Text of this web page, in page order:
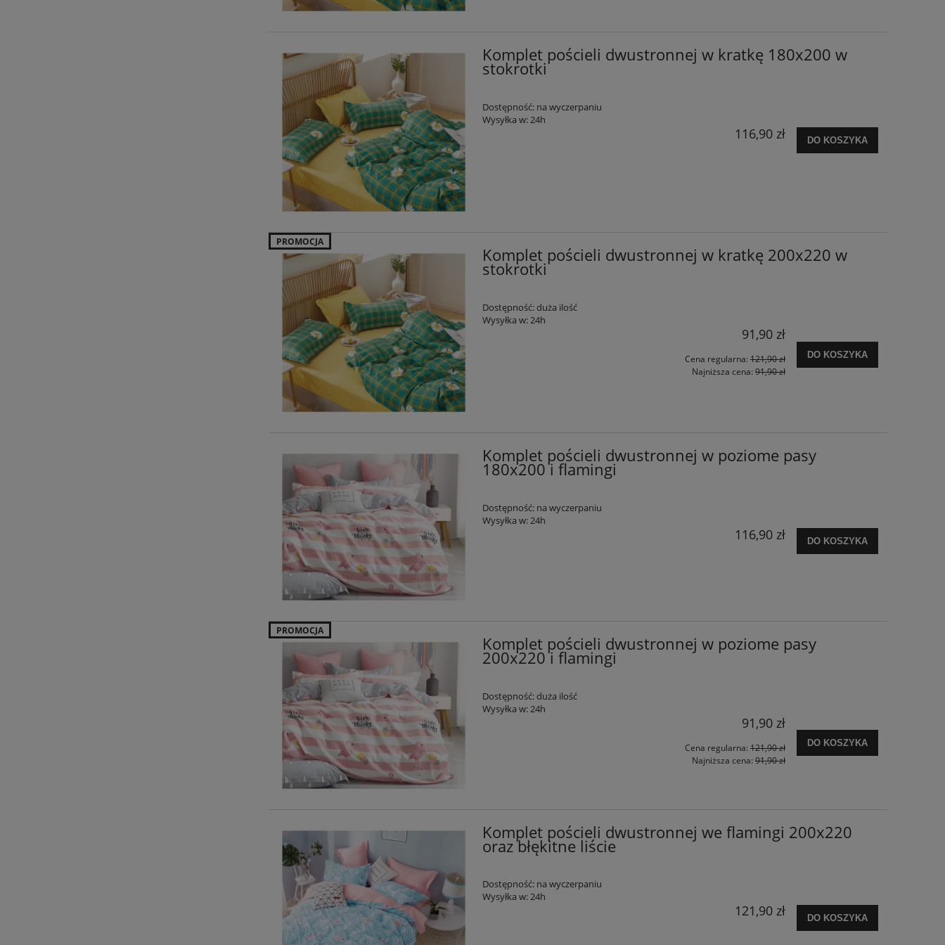
Komplet pościeli dwustronnej w kratkę 180x200 w
stokrotki
Dostępność: na wyczerpaniu
Wysyłka w:24h
116,90 zł DO KOSZYKA
Komplet pościeli dwustronnej w kratkę 200x220 w
stokrotki
Dostępność:duża ilość
Wysyłka w:24h
91,90 zł
Cena regularna: 121,90 zł
Najniższa cena: 91,90 zł
DO KOSZYKA
PROMOCJA
Komplet pościeli dwustronnej w poziome pasy
180x200 i flamingi
Dostępność: na wyczerpaniu
Wysyłka w:24h
116,90 zł DO KOSZYKA
Komplet pościeli dwustronnej w poziome pasy
200x220 i flamingi
Dostępność:duża ilość
Wysyłka w:24h
91,90 zł
Cena regularna: 121,90 zł
Najniższa cena: 91,90 zł
DO KOSZYKA
PROMOCJA
Komplet pościeli dwustronnej we flamingi 200x220
oraz błękitne liście
Dostępność: na wyczerpaniu
Wysyłka w:24h
121,90 zł DO KOSZYKA